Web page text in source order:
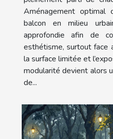
Aménagement optimal
balcon en milieu
approfondie afin de
esthétisme, surtout face
la surface limitée et
modularité devient alors
de...